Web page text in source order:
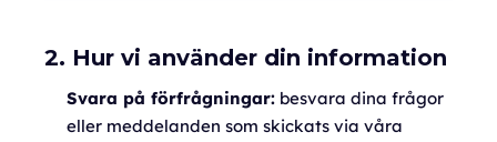
2. Hur vi använder din information
Svara på förfrågningar: besvara dina frågor
eller meddelanden som skickats via våra